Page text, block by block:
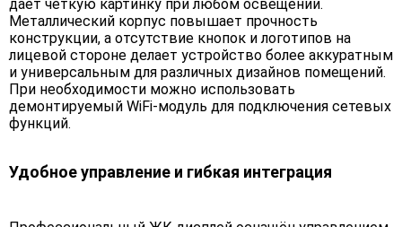
даёт чёткую картинку при любом освещении.
Металлический корпус повышает прочность
конструкции, а отсутствие кнопок и логотипов на
лицевой стороне делает устройство более аккуратным
и универсальным для различных дизайнов помещений.
При необходимости можно использовать
демонтируемый WiFi-модуль для подключения сетевых
функций.
Удобное управление и гибкая интеграция